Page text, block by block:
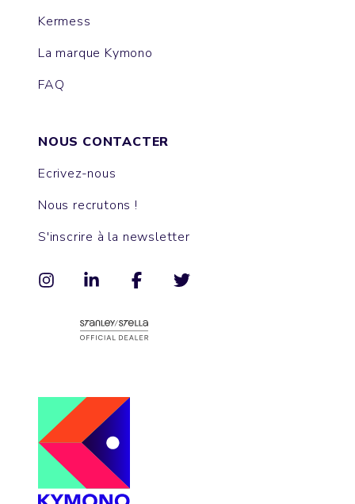
Kermess
La marque Kymono
FAQ
NOUS CONTACTER
Ecrivez-nous
Nous recrutons !
S'inscrire à la newsletter